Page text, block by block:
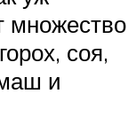
множество
соя,
и